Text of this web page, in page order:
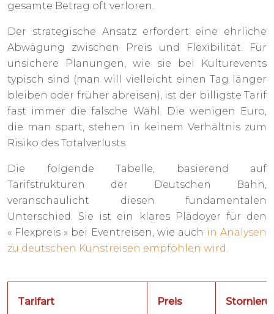
gesamte Betrag oft verloren.
Der strategische Ansatz erfordert eine ehrliche
Abwägung zwischen Preis und Flexibilität. Für
unsichere Planungen, wie sie bei Kulturevents
typisch sind (man will vielleicht einen Tag länger
bleiben oder früher abreisen), ist der billigste Tarif
fast immer die falsche Wahl. Die wenigen Euro,
die man spart, stehen in keinem Verhältnis zum
Risiko des Totalverlusts.
Die folgende Tabelle, basierend auf
Tarifstrukturen der Deutschen Bahn,
veranschaulicht diesen fundamentalen
Unterschied. Sie ist ein klares Plädoyer für den
« Flexpreis » bei Eventreisen, wie auch in Analysen
zu deutschen Kunstreisen empfohlen wird.
Tarifart Preis